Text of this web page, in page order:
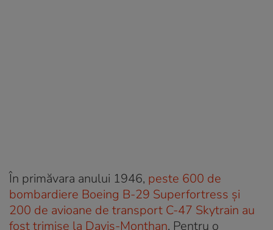
În primăvara anului 1946, peste 600 de
bombardiere Boeing B-29 Superfortress și
200 de avioane de transport C-47 Skytrain au
fost trimise la Davis-Monthan. Pentru o